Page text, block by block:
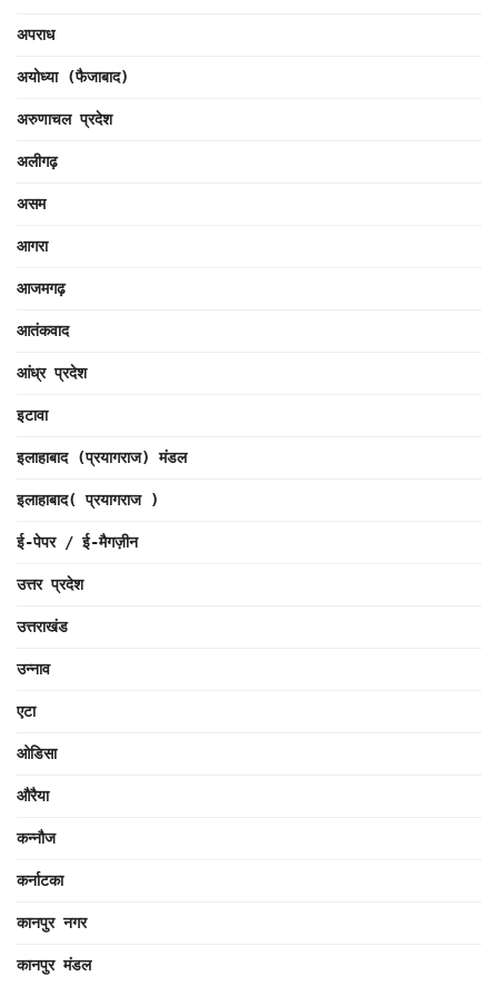
अपराध
अयोध्या (फैजाबाद)
अरुणाचल प्रदेश
अलीगढ़
असम
आगरा
आजमगढ़
आतंकवाद
आंध्र प्रदेश
इटावा
इलाहाबाद (प्रयागराज) मंडल
इलाहाबाद( प्रयागराज )
ई-पेपर / ई-मैगज़ीन
उत्तर प्रदेश
उत्तराखंड
उन्नाव
एटा
ओडिसा
औरैया
कन्नौज
कर्नाटका
कानपुर नगर
कानपुर मंडल